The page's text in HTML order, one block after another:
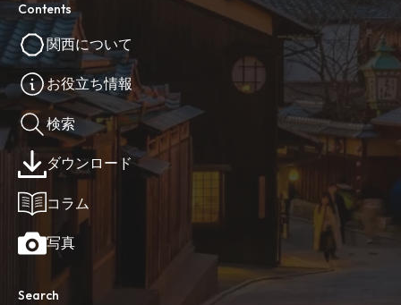
Contents
関西について
お役立ち情報
検索
ダウンロード
コラム
写真
Search